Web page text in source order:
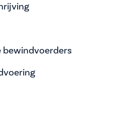
bewindvoerders